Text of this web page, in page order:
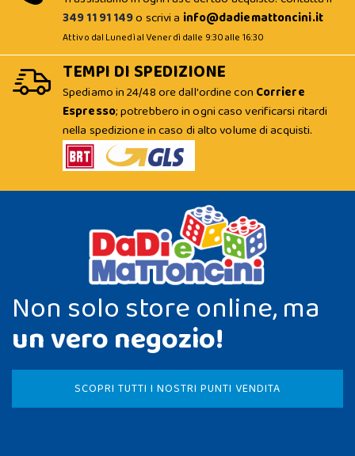
349 11 91 149o scrivi a info@dadiemattoncini.it
Attivo dal Lunedì al Venerdì dalle 9:30 alle 16:30
TEMPI DI SPEDIZIONE
Spediamo in 24/48 ore dall'ordine con Corriere
Espresso; potrebbero in ogni caso verificarsi ritardi
nella spedizione in caso di alto volume di acquisti.
Non solo store online, ma
un vero negozio!
SCOPRI TUTTI I NOSTRI PUNTI VENDITA